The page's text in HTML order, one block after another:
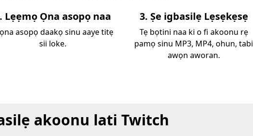
Lẹẹmọ Ọna asopọ naa
asopọ daakọ sinu aaye titẹ
sii loke.
3. Ṣe igbasilẹ Lẹsẹkẹsẹ
Tẹ bọtini naa ki o fi akoonu rẹ
pamọ sinu MP3, MP4, ohun, tabi
awọn aworan.
akoonu lati Twitch